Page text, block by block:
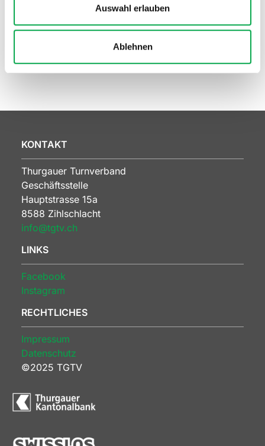
Auswahl erlauben
Ablehnen
KONTAKT
Thurgauer Turnverband
Geschäftsstelle
Hauptstrasse 15a
8588 Zihlschlacht
info@tgtv.ch
LINKS
Facebook
Instagram
RECHTLICHES
Impressum
Datenschutz
©2025 TGTV